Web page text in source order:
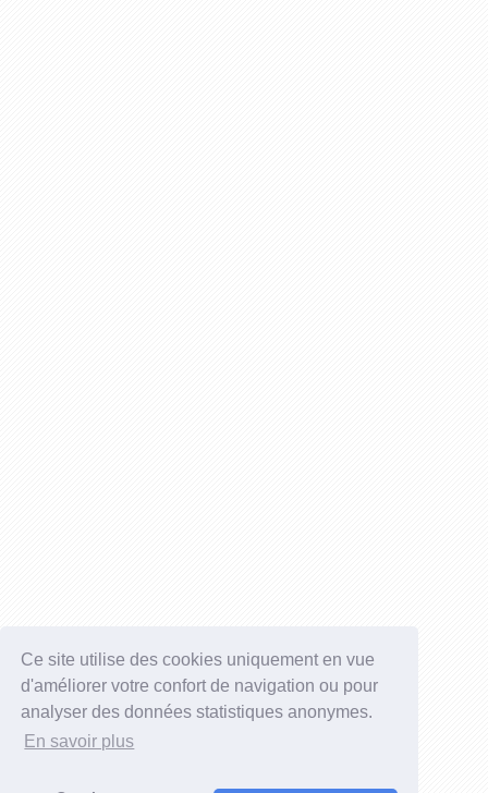
Ce site utilise des cookies uniquement en vue
d'améliorer votre confort de navigation ou pour
analyser des données statistiques anonymes.
En savoir plus